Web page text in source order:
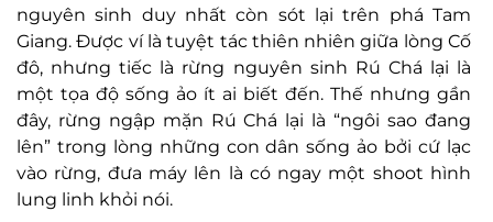
nguyên sinh duy nhất còn sót lại trên phá Tam
Giang. Được ví là tuyệt tác thiên nhiên giữa lòng Cố
đô, nhưng tiếc là rừng nguyên sinh Rú Chá lại là
một tọa độ sống ảo ít ai biết đến. Thế nhưng gần
đây, rừng ngập mặn Rú Chá lại là “ngôi sao đang
lên” trong lòng những con dân sống ảo bởi cứ lạc
vào rừng, đưa máy lên là có ngay một shoot hình
lung linh khỏi nói.